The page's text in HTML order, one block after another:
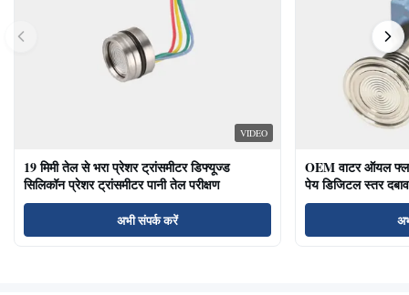
VIDEO
19 मिमी तेल से भरा प्रेशर ट्रांसमीटर डिफ्यूज्ड
सिलिकॉन प्रेशर ट्रांसमीटर पानी तेल परीक्षण
अभी संपर्क करें
OEM वाटर ऑयल
पेय डिजिटल स्तर